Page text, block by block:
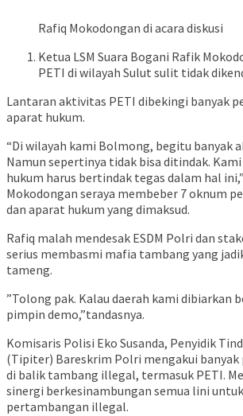
Rafiq Mokodongan di acara diskusi
Ketua LSM Suara Bogani Rafik
PETI di wilayah Sulut sulit tidak
Lantaran aktivitas PETI dibekingi banyak
aparat hukum.
“Di wilayah kami Bolmong, begitu banyak
Namun sepertinya tidak bisa ditindak.
hukum harus bertindak tegas dalam hal
Mokodongan seraya membeber 7 oknum
dan aparat hukum yang dimaksud.
Rafiq malah mendesak ESDM Polri dan
serius membasmi mafia tambang yang
tameng.
”Tolong pak. Kalau daerah kami dibiarkan
pimpin demo,”tandasnya.
Komisaris Polisi Eko Susanda, Penyidik
(Tipiter) Bareskrim Polri mengakui
di balik tambang illegal, termasuk PETI.
sinergi berkesinambungan semua lini
pertambangan illegal.